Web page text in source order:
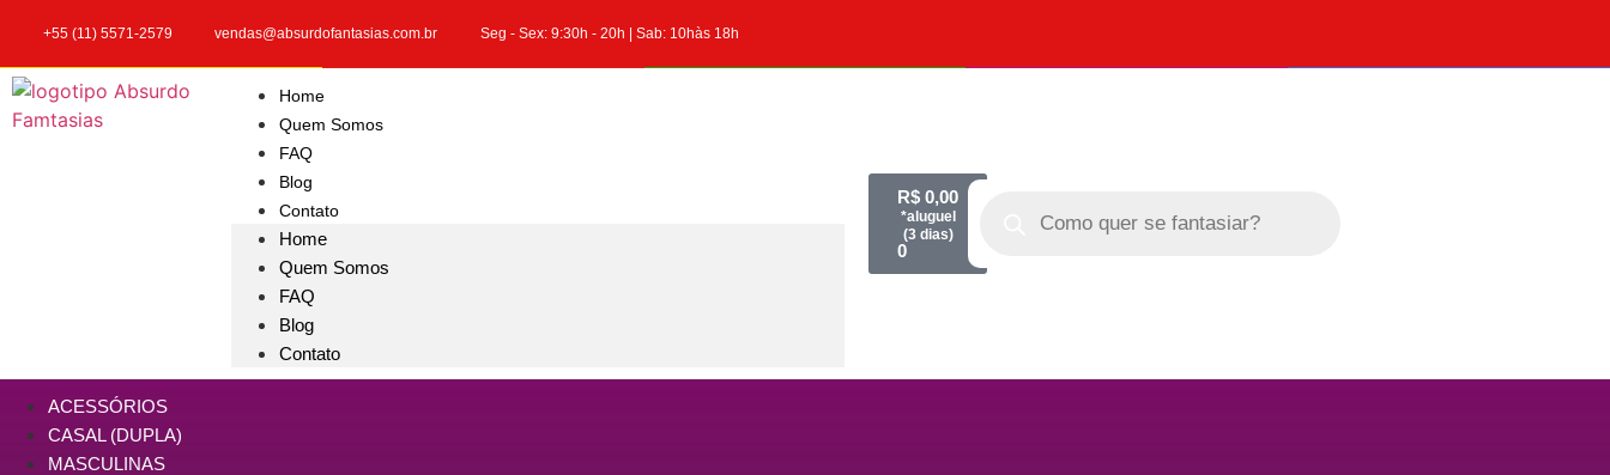
+55 (11) 5571-2579 vendas@absurdofantasias.com.br Seg - Sex: 9:30h - 20h | Sab: 10hàs 18h
Home
Quem Somos
FAQ
Blog
Contato
Home
Quem Somos
FAQ
Blog
Contato
R$ 0,00
0
ACESSÓRIOS
CASAL (DUPLA)
MASCULINAS